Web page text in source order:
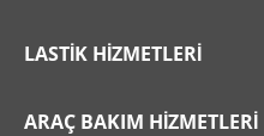
LASTIK HIZMETLERI
ARAÇ BAKIM HIZMETLERI